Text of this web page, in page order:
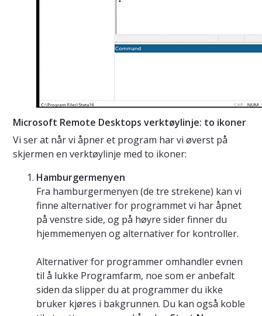
Microsoft Remote Desktops verktøylinje: to ikoner
Vi ser at når vi åpner et program har vi øverst på
skjermen en verktøylinje med to ikoner:
Hamburgermenyen
Fra hamburgermenyen (de tre strekene) kan vi
finne alternativer for programmet vi har åpnet
på venstre side, og på høyre sider finner du
hjemmemenyen og alternativer for kontroller.
Alternativer for programmer omhandler evnen
til å lukke Programfarm, noe som er anbefalt
siden da slipper du at programmer du ikke
bruker kjøres i bakgrunnen. Du kan også koble